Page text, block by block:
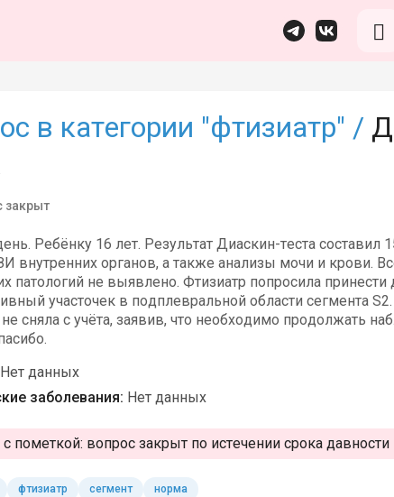
в категории "фтизиатр" /
закрыт
Ребёнку 16 лет. Результат Диаскин-теста составил
внутренних органов, а также анализы мочи и крови.
патологий не выявлено. Фтизиатр попросила
участочек в подплевральной области сегмента
сняла с учёта, заявив, что необходимо продолжать
Нет данных
заболевания: Нет данных
пометкой: вопрос закрыт по истечении срока давности
фтизиатр сегмент норма